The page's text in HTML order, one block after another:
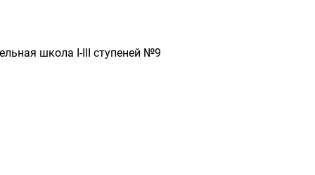
школа I-III ступеней №9